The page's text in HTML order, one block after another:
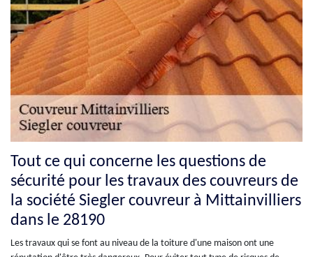
Tout ce qui concerne les questions de
sécurité pour les travaux des couvreurs de
la société Siegler couvreur à Mittainvilliers
dans le 28190
Les travaux qui se font au niveau de la toiture d'une maison ont une